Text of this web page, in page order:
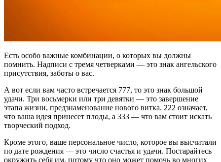
Есть особо важные комбинации, о которых вы должны
помнить. Надписи с тремя четверками — это знак ангельского
присутствия, заботы о вас.
А вот если вам часто встречается 777, то это знак большой
удачи. Три восьмерки или три девятки — это завершение
этапа жизни, предзнаменование нового витка. 222 означает,
что ваша идея принесет плоды, а 333 — что вам стоит искать
творческий подход.
Кроме этого, ваше персональное число, которое вы высчитали
по дате рождения — это число счастья и удачи. Постарайтесь
окружить себя им, потому что оно может помочь во многих